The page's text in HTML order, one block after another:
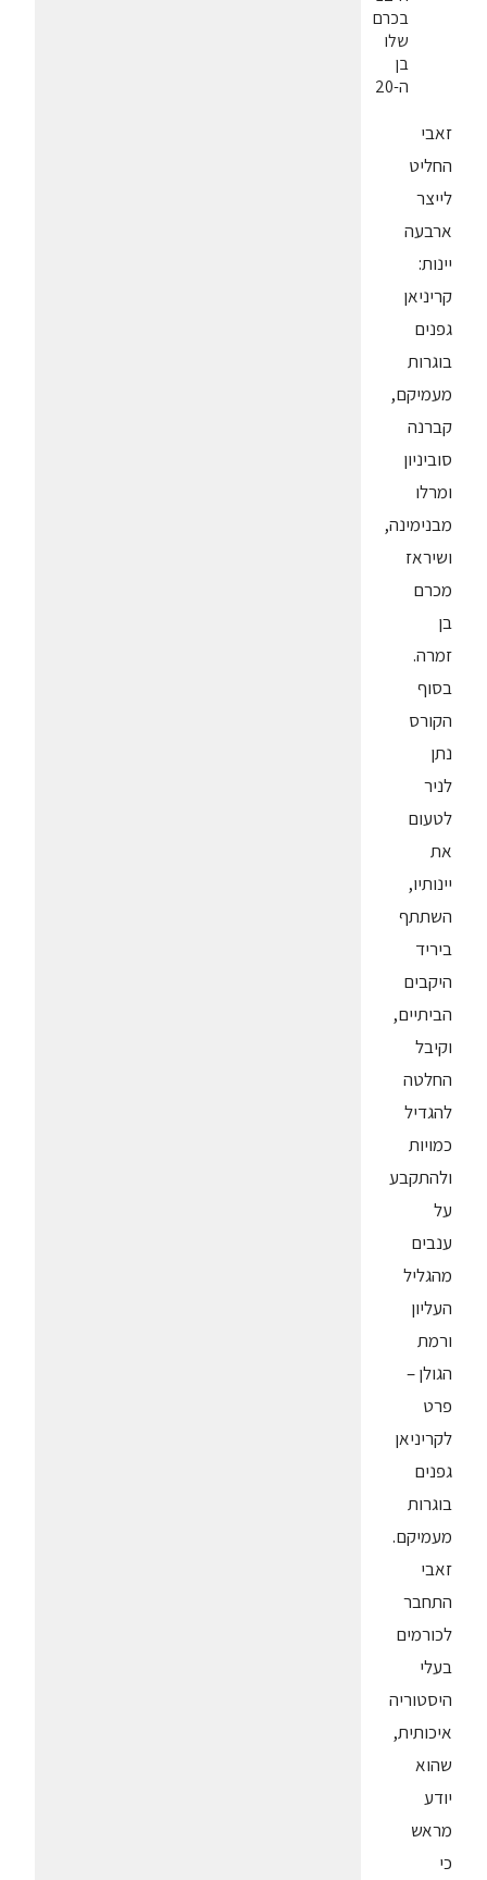
בכרם
שלו
בן
ה-20
זאבי
החליט
לייצר
ארבעה
יינות:
קריניאן
גפנים
בוגרות
מעמיקם,
קברנה
סוביניון
ומרלו
מבנימינה,
ושיראז
מכרם
בן
זמרה.
בסוף
הקורס
נתן
לניר
לטעום
את
יינותיו,
השתתף
ביריד
היקבים
הביתיים,
וקיבל
החלטה
להגדיל
כמויות
ולהתקבע
על
ענבים
מהגליל
העליון
ורמת
הגולן –
פרט
לקריניאן
גפנים
בוגרות
מעמיקם.
זאבי
התחבר
לכורמים
בעלי
היסטוריה
איכותית,
שהוא
יודע
מראש
כי